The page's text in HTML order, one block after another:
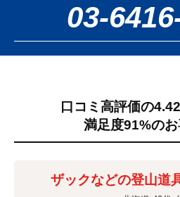
03-
口コミ高評価の
満足度91%の
ザックなどの登山道